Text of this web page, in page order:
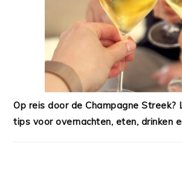
Op reis door de Champagne Streek?
tips voor overnachten, eten, drinken